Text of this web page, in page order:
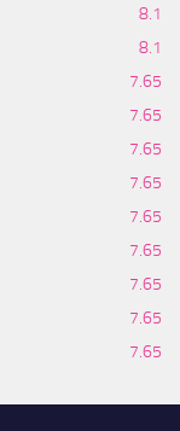
8.1
8.1
7.65
7.65
7.65
7.65
7.65
7.65
7.65
7.65
7.65